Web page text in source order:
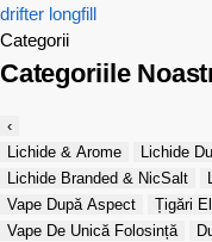
drifter longfill
Categorii
Categoriile
‹
Lichide & Arome
Lichide
Lichide Branded & NicSalt
Vape După Aspect
Țigări
Vape De Unică Folosință